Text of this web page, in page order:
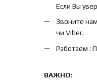
Если Вы
Звоните
чи Viber.
Работаем :
ВАЖНО: